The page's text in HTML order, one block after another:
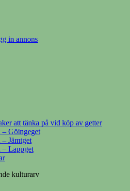
in annons
att tänka på vid köp av getter
Göingeget
Jämtget
– Lappget